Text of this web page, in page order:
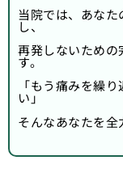
当院では、あな
し、
再発しないための
す。
「もう痛みを繰
い」
そんなあなたを全